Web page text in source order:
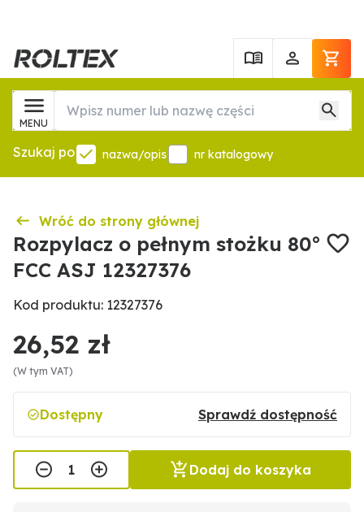
MENU
Szukaj po nazwa/opis nr katalogowy
Wróć do strony głównej
Rozpylacz o pełnym stożku 80°
FCC ASJ 12327376
Kod produktu: 12327376
26,52 zł
(W tym VAT)
Dostępny Sprawdź dostępność
Dodaj do koszyka